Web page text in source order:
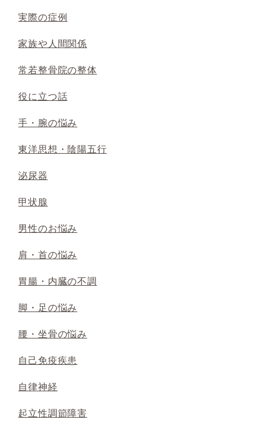
実際の症例
家族や人間関係
常若整骨院の整体
役に立つ話
手・腕の悩み
東洋思想・陰陽五行
泌尿器
甲状腺
男性のお悩み
肩・首の悩み
胃腸・内臓の不調
脚・足の悩み
腰・坐骨の悩み
自己免疫疾患
自律神経
起立性調節障害